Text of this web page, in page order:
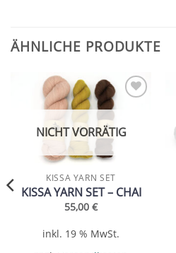
ÄHNLICHE PRODUKTE
NICHT VORRÄTIG
KISSA YARN SET
KISSA YARN SET – CHAI
55,00 €
inkl. 19 % MwSt.